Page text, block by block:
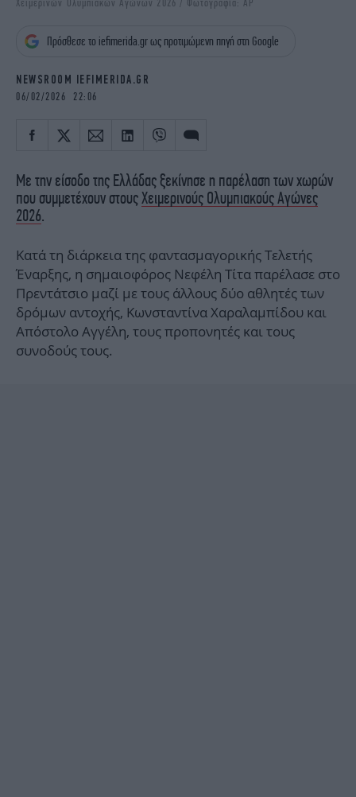
iBOOKS
ΖΩΔΙΑ
OSCARS
NEWSLETTER
Χειμερινών Ολυμπιακών Αγώνων 2026 / Φωτογραφία: AP
Πρόσθεσε το iefimerida.gr ως προτιμώμενη πηγή στη Google
NEWSROOM IEFIMERIDA.GR
06/02/2026 22:06
Με την είσοδο της Ελλάδας ξεκίνησε η παρέλαση των χωρών
που συμμετέχουν στουςΧειμερινούς Ολυμπιακούς Αγώνες
2026.
Κατά τη διάρκεια της φαντασμαγορικής Τελετής
Έναρξης, η σημαιοφόρος Νεφέλη Τίτα παρέλασε στο
Πρεντάτσιο μαζί με τους άλλους δύο αθλητές των
δρόμων αντοχής, Κωνσταντίνα Χαραλαμπίδου και
Απόστολο Αγγέλη, τους προπονητές και τους
συνοδούς τους.